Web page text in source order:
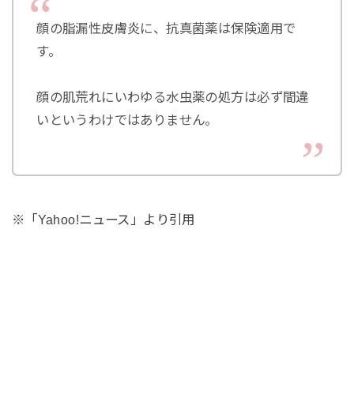
顔の脂漏性皮膚炎に、抗真菌薬は保険適用で
す。
顔の肌荒れにいわゆる水虫薬の処方は必ず間違
いというわけではありません。
※「Yahoo!ニュース」より引用